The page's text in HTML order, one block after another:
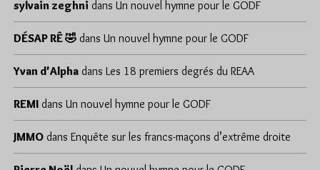
sylvain zeghni dans Un nouvel hymne pour le GODF
DÉSAP RÊ 🤣 dans Un nouvel hymne pour le GODF
Yvan d'Alpha dans Les 18 premiers degrés du REAA
REMI dans Un nouvel hymne pour le GODF
JMMO dans Enquête sur les francs-maçons d’extrême droite